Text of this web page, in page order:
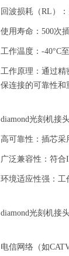
回波损耗（RL）
使用寿命：500次插
工作温度：-40°C至
工作原理：通过精
保连接的可靠性和
diamond光刻机接
高可靠性：插芯采
广泛兼容性：符合
环境适应性强：工
diamond光刻机接
电信网络（如